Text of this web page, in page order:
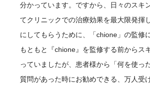
分かっています。ですから、日々のスキ
てクリニックでの治療効果を最大限発揮
にしてもらうために、「chione」の監修
もともと『chione』を監修する前からス
っていましたが、患者様から「何を使っ
質問があった時にお勧めできる、万人受